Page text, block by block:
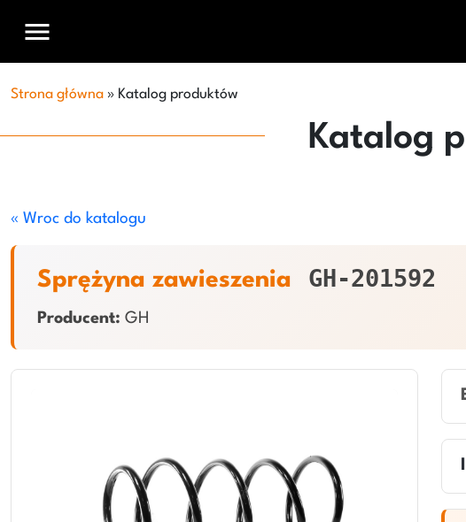
menu
Strona główna » Katalog produktów
Katalog
« Wroc do katalogu
Sprężyna zawieszenia GH-201592
Producent: GH